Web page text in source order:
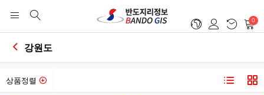
0
강원도
상품정렬